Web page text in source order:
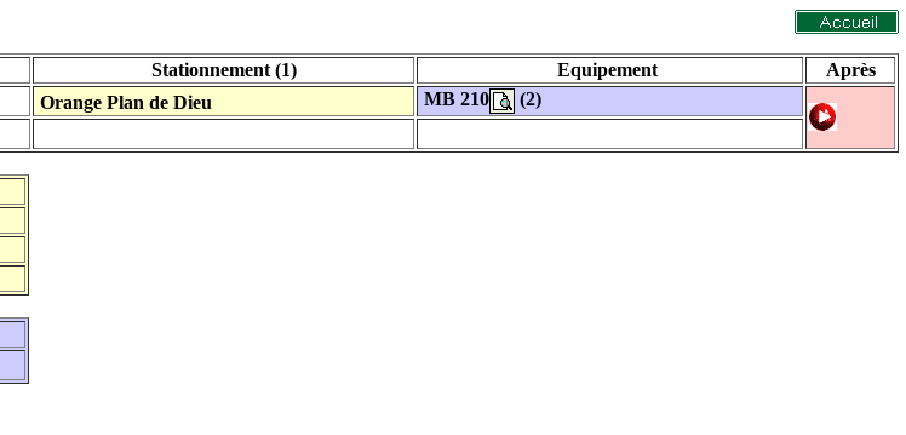
Stationnement (1) Equipement Après
Orange Plan de Dieu MB 210
(2)